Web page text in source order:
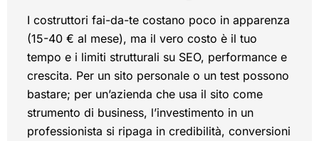
I costruttori fai-da-te costano poco in apparenza
(15-40 € al mese), ma il vero costo è il tuo
tempo e i limiti strutturali su SEO, performance e
crescita. Per un sito personale o un test possono
bastare; per un’azienda che usa il sito come
strumento di business, l’investimento in un
professionista si ripaga in credibilità, conversioni